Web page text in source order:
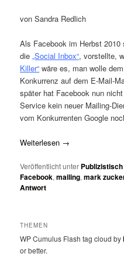
von Sandra Redlich
Als Facebook im Herbst
die„Social Inbox“, vorstellte,
Killer“ wäre es, man wolle
Konkurrenz auf dem E-Mail-
später hat Facebook nun
Service kein neuer Mailing-
vom Konkurrenten Google
Weiterlesen →
Veröffentlicht unter Publizistisch
Facebook,mailing,mark
Antwort
THEMEN
WP Cumulus Flash tag cloud by
or better.